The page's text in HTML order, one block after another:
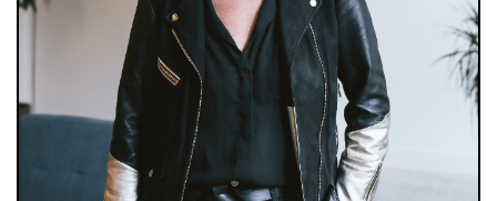
En savoir plus